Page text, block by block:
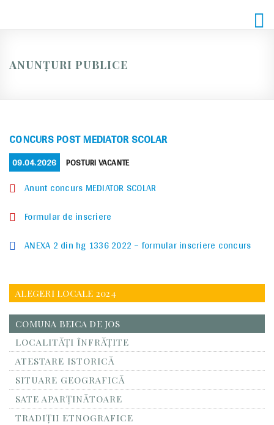
ANUNȚURI PUBLICE
CONCURS POST MEDIATOR SCOLAR
POSTED
ON
09.04.2026 CATEGORIES
POSTURI VACANTE
Anunt concurs MEDIATOR SCOLAR
Formular de inscriere
ANEXA 2 din hg 1336 2022 – formular inscriere concurs
ALEGERI LOCALE 2024
COMUNA BEICA DE JOS
LOCALITĂŢI ÎNFRĂŢITE
ATESTARE ISTORICĂ
SITUARE GEOGRAFICĂ
SATE APARȚINĂTOARE
TRADIȚII ETNOGRAFICE